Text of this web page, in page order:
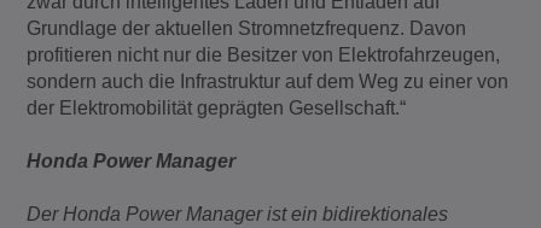
Grundlage der aktuellen Stromnetzfrequenz. Davon
profitieren nicht nur die Besitzer von Elektrofahrzeugen,
sondern auch die Infrastruktur auf dem Weg zu einer von
der Elektromobilität geprägten Gesellschaft.“
Honda Power Manager
Der Honda Power Manager ist ein bidirektionales